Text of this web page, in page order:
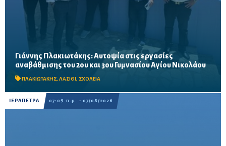
Γιάννης Πλακιωτάκης: Αυτοψία στις εργασίες
αναβάθμισης του 2ου και 3ου Γυμνασίου Αγίου Νικολάου
ΠΛΑΚΙΩΤΑΚΗΣ, ΛΑΣΙΘΙ, ΣΧΟΛΕΙΑ
Οι παρεμβάσεις του προγράμματος «Μαριέττα Γιαννάκου»
αναμένεται να ολοκληρωθούν πριν από τη νέα σχολική χρονιά –
Προβλέπονται ανακαινίσεις αιθουσών, αύλειων και...
ΙΕΡΑΠΕΤΡΑ 07:09 π.μ. - 07/08/2026